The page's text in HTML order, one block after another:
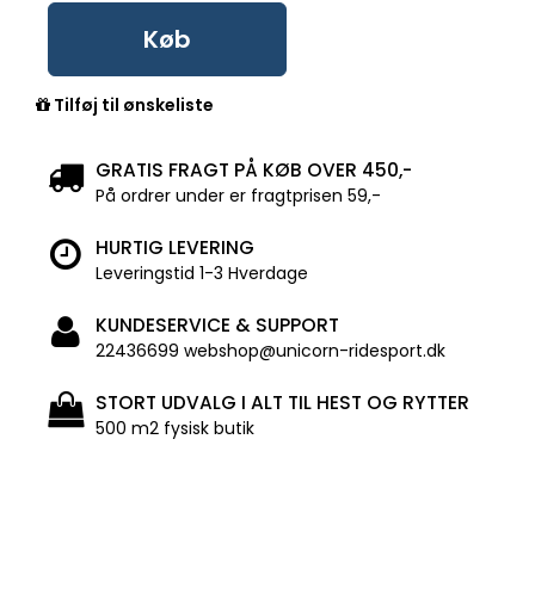
Køb
Tilføj til ønskeliste
GRATIS FRAGT PÅ KØB OVER 450,-
På ordrer under er fragtprisen 59,-
HURTIG LEVERING
Leveringstid 1-3 Hverdage
KUNDESERVICE & SUPPORT
22436699 webshop@unicorn-ridesport.dk
STORT UDVALG I ALT TIL HEST OG RYTTER
500 m2 fysisk butik